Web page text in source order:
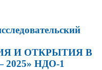
И ОТКРЫТИЯ В
НДО-1